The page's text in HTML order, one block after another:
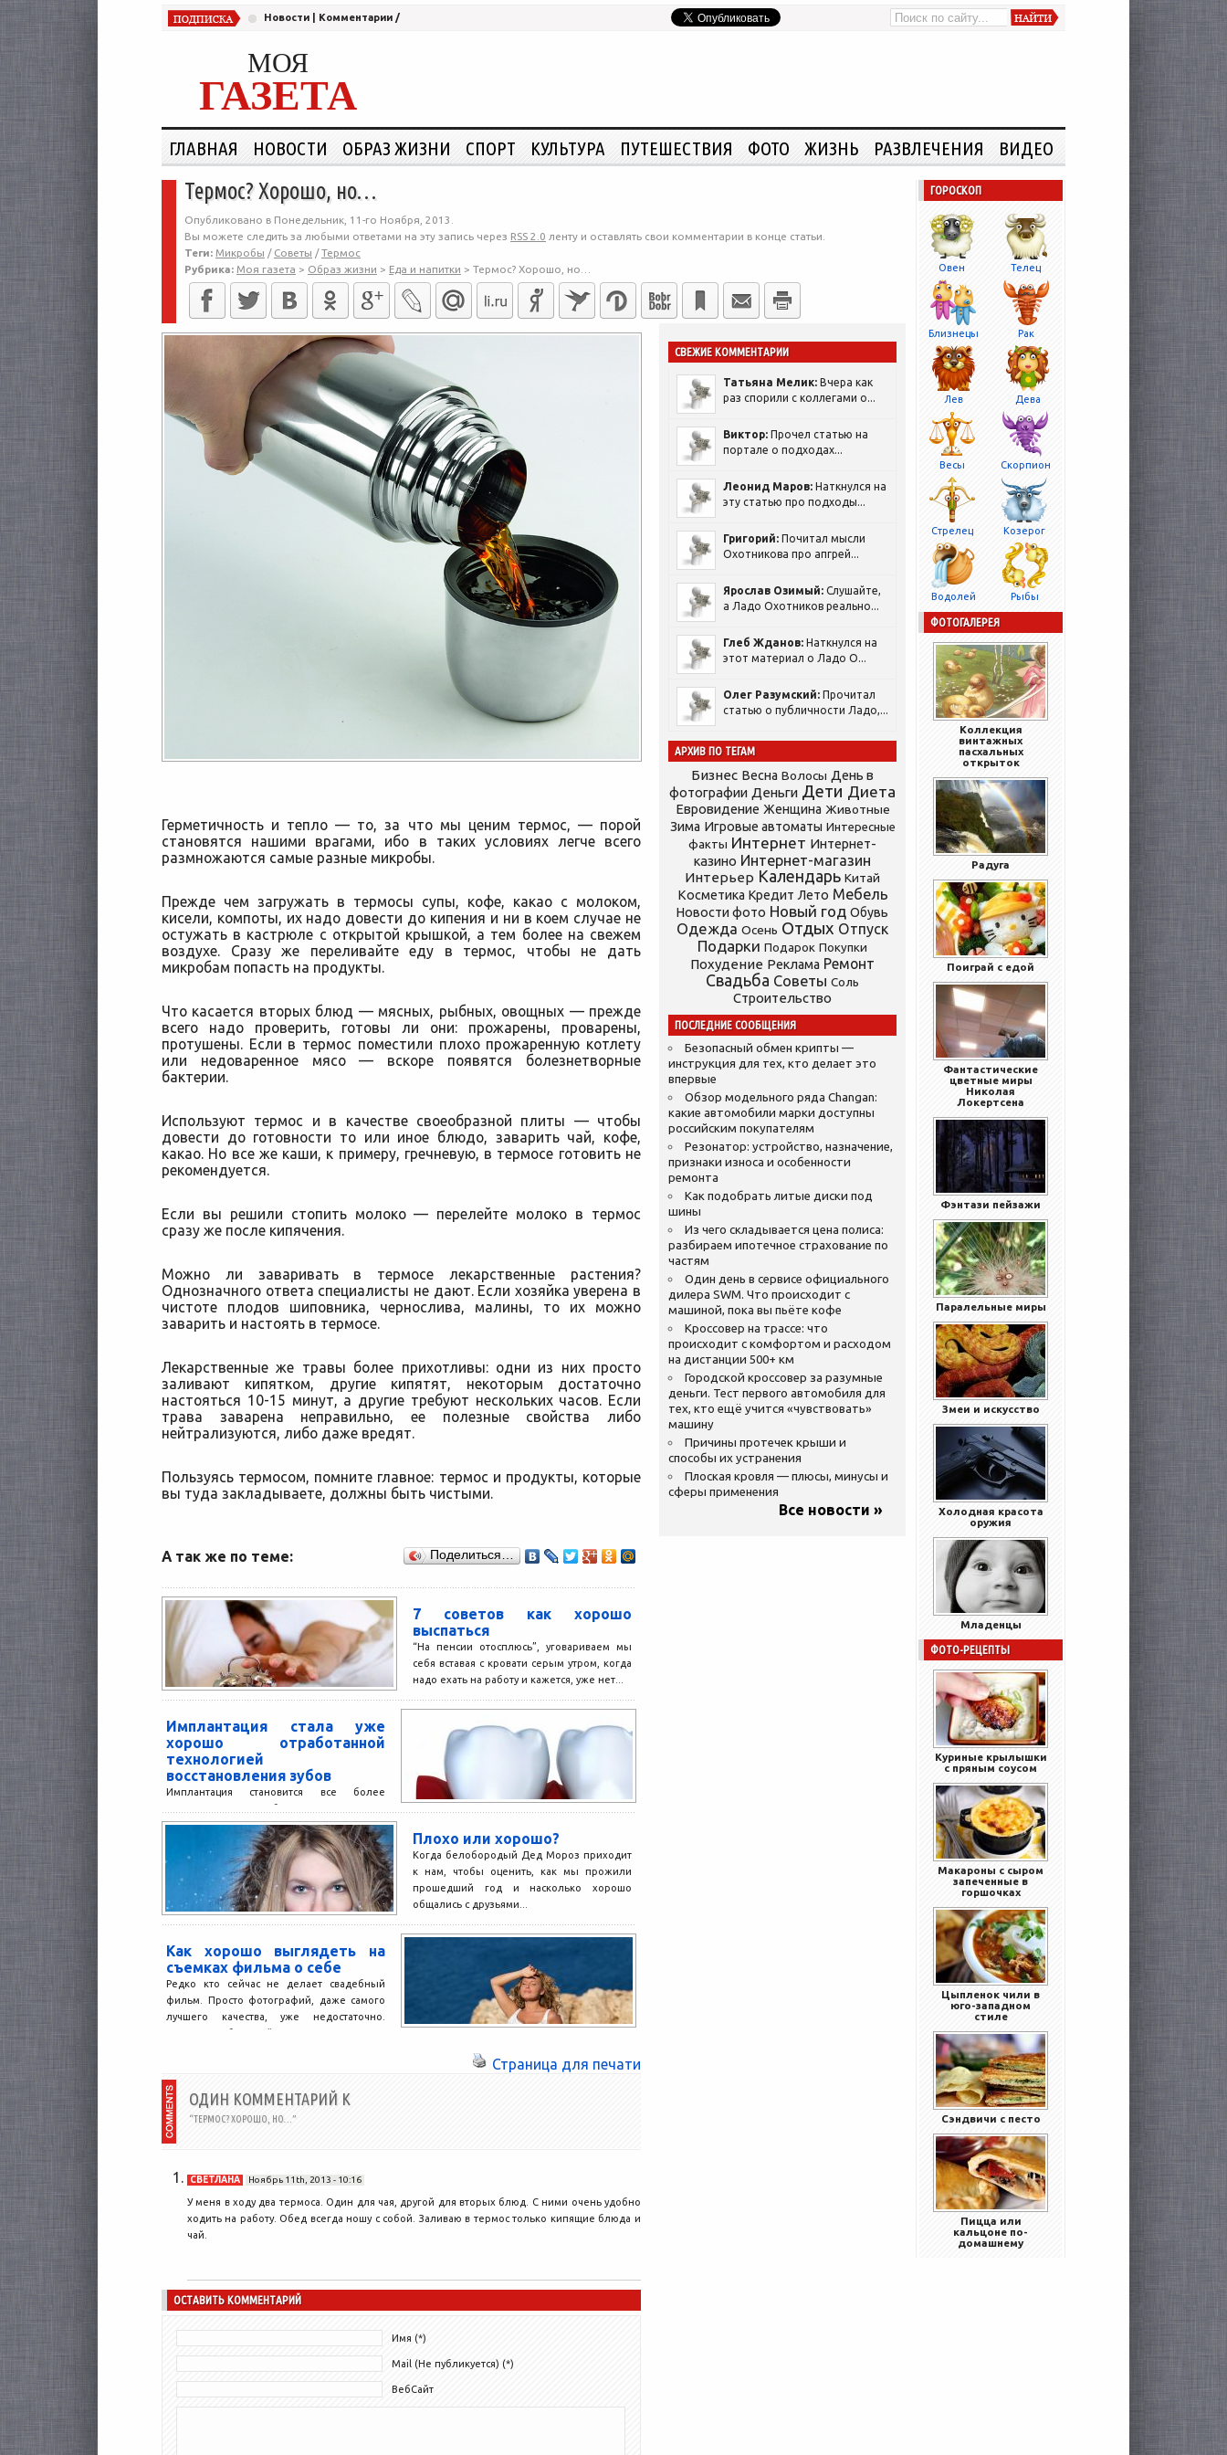
Новости Комментарии /
МОЯ
ГАЗЕТА
ГЛАВНАЯ НОВОСТИ ОБРАЗ ЖИЗНИ СПОРТ КУЛЬТУРА ПУТЕШЕСТВИЯ ФОТО ЖИЗНЬ РАЗВЛЕЧЕНИЯ ВИДЕО
Термос? Хорошо, но…
Опубликовано в Понедельник, 11-го Ноября, 2013.
Вы можете следить за любыми ответами на эту запись через RSS 2.0 ленту и оставлять свои комментарии в конце статьи.
Теги: Микробы / Советы /Термос
Рубрика: Моя газета > Образ жизни > Еда и напитки > Термос? Хорошо, но…
Герметичность и тепло — то, за что мы ценим термос, — порой
становятся нашими врагами, ибо в таких условиях легче всего
размножаются самые разные микробы.
Прежде чем загружать в термосы супы, кофе, какао с молоком,
кисели, компоты, их надо довести до кипения и ни в коем случае не
остужать в кастрюле с открытой крышкой, а тем более на свежем
воздухе. Сразу же переливайте еду в термос, чтобы не дать
микробам попасть на продукты.
Что касается вторых блюд — мясных, рыбных, овощных — прежде
всего надо проверить, готовы ли они: прожарены, проварены,
протушены. Если в термос поместили плохо прожаренную котлету
или недоваренное мясо — вскоре появятся болезнетворные
бактерии.
Используют термос и в качестве своеобразной плиты — чтобы
довести до готовности то или иное блюдо, заварить чай, кофе,
какао. Но все же каши, к примеру, гречневую, в термосе готовить не
рекомендуется.
Если вы решили стопить молоко — перелейте молоко в термос
сразу же после кипячения.
Можно ли заваривать в термосе лекарственные растения?
Однозначного ответа специалисты не дают. Если хозяйка уверена в
чистоте плодов шиповника, чернослива, малины, то их можно
заварить и настоять в термосе.
Лекарственные же травы более прихотливы: одни из них просто
заливают кипятком, другие кипятят, некоторым достаточно
настояться 10-15 минут, а другие требуют нескольких часов. Если
трава заварена неправильно, ее полезные свойства либо
нейтрализуются, либо даже вредят.
Пользуясь термосом, помните главное: термос и продукты, которые
вы туда закладываете, должны быть чистыми.
А так же по теме: Поделиться…
7 советов как хорошо
выспаться
“На пенсии отосплюсь”, уговариваем мы
себя вставая с кровати серым утром, когда
надо ехать на работу и кажется, уже нет...
Имплантация стала уже
хорошо отработанной
технологией
восстановления зубов
Имплантация становится все более
популярным способом восстановления
утраченных зубов, – заявляют специалисты
московских клиник. Сейчас две трети
пациентов, которым требуется...
Плохо или хорошо?
Когда белобородый Дед Мороз приходит
к нам, чтобы оценить, как мы прожили
прошедший год и насколько хорошо
общались с друзьями...
Как хорошо выглядеть на
съемках фильма о себе
Редко кто сейчас не делает свадебный
фильм. Просто фотографий, даже самого
лучшего качества, уже недостаточно.
Хочется, чтобы такой день навсегда...
Страница для печати
ОДИН КОММЕНТАРИЙ К
“ТЕРМОС? ХОРОШО, НО…”
СВЕТЛАНА Ноябрь 11th, 2013 - 10:16
У меня в ходу два термоса. Один для чая, другой для вторых блюд. С ними очень удобно
ходить на работу. Обед всегда ношу с собой. Заливаю в термос только кипящие блюда и
чай.
ОСТАВИТЬ КОММЕНТАРИЙ
Имя (*)
Mail (Не публикуется) (*)
ВебСайт
СВЕЖИЕ КОММЕНТАРИИ
Татьяна Мелик: Вчера как
раз спорили с коллегами о...
Виктор: Прочел статью на
портале о подходах...
Леонид Маров: Наткнулся на
эту статью про подходы...
Григорий: Почитал мысли
Охотникова про апгрей...
Ярослав Озимый: Слушайте,
а Ладо Охотников реально...
Глеб Жданов: Наткнулся на
этот материал о Ладо О...
Олег Разумский: Прочитал
статью о публичности Ладо,...
АРХИВ ПО ТЕГАМ
Бизнес Весна Волосы День в
фотографии Деньги Дети Диета
Евровидение Женщина Животные
Зима Игровые автоматы Интересные
факты Интернет Интернет-
казино Интернет-магазин
Интерьер Календарь Китай
Косметика Кредит Лето Мебель
Новости фото Новый год Обувь
Одежда Осень Отдых Отпуск
Подарки Подарок Покупки
Похудение Реклама Ремонт
Свадьба Советы Соль
Строительство
ПОСЛЕДНИЕ СООБЩЕНИЯ
Безопасный обмен крипты —
инструкция для тех, кто делает это
впервые
Обзор модельного ряда Changan:
какие автомобили марки доступны
российским покупателям
Резонатор: устройство, назначение,
признаки износа и особенности
ремонта
Как подобрать литые диски под
шины
Из чего складывается цена полиса:
разбираем ипотечное страхование по
частям
Один день в сервисе официального
дилера SWM. Что происходит с
машиной, пока вы пьёте кофе
Кроссовер на трассе: что
происходит с комфортом и расходом
на дистанции 500+ км
Городской кроссовер за разумные
деньги. Тест первого автомобиля для
тех, кто ещё учится «чувствовать»
машину
Причины протечек крыши и
способы их устранения
Плоская кровля — плюсы, минусы и
сферы применения
Все новости »
ГОРОСКОП
Овен Телец
Близнецы Рак
Лев Дева
Весы Скорпион
Стрелец Козерог
Водолей Рыбы
ФОТОГАЛЕРЕЯ
Коллекция
винтажных
пасхальных
открыток
Радуга
Поиграй с едой
Фантастические
цветные миры
Николая
Локертсена
Фэнтази пейзажи
Паралельные миры
Змеи и искусство
Холодная красота
оружия
Младенцы
ФОТО-РЕЦЕПТЫ
Куриные крылышки
с пряным соусом
Макароны с сыром
запеченные в
горшочках
Цыпленок чили в
юго-западном
стиле
Сэндвичи с песто
Пицца или
кальцоне по-
домашнему